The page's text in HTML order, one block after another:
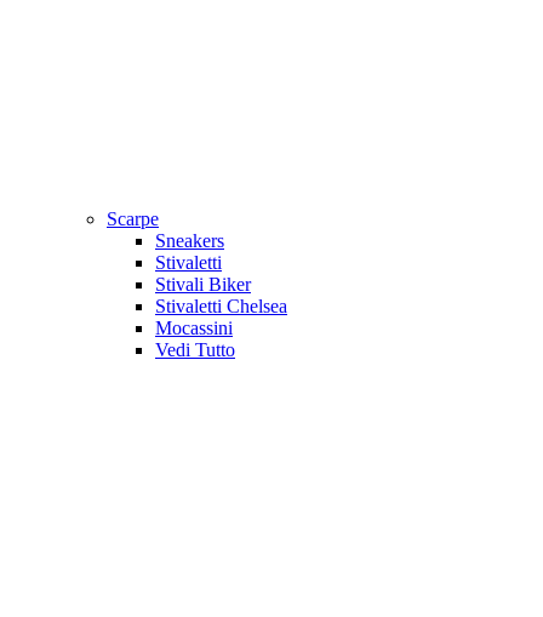
Scarpe
Sneakers
Stivaletti
Stivali Biker
Stivaletti Chelsea
Mocassini
Vedi Tutto